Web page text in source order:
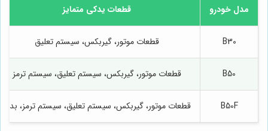
مدل خودرو قطعات یدکی متمایز
B30 قطعات موتور، گیربکس، سیستم تعلیق
B50 قطعات موتور، گیربکس، سیستم تعلیق، سیستم ترمز
B50F قطعات موتور، گیربکس، سیستم تعلیق، سیستم ترمز، بدنه